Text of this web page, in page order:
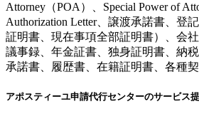
Attorney（POA）、Special Power of
Authorization Letter、譲渡承諾書、登
証明書、現在事項全部証明書）、会
議事録、年金証書、独身証明書、納
承諾書、履歴書、在籍証明書、各種
アポスティーユ申請代行センターのサービス